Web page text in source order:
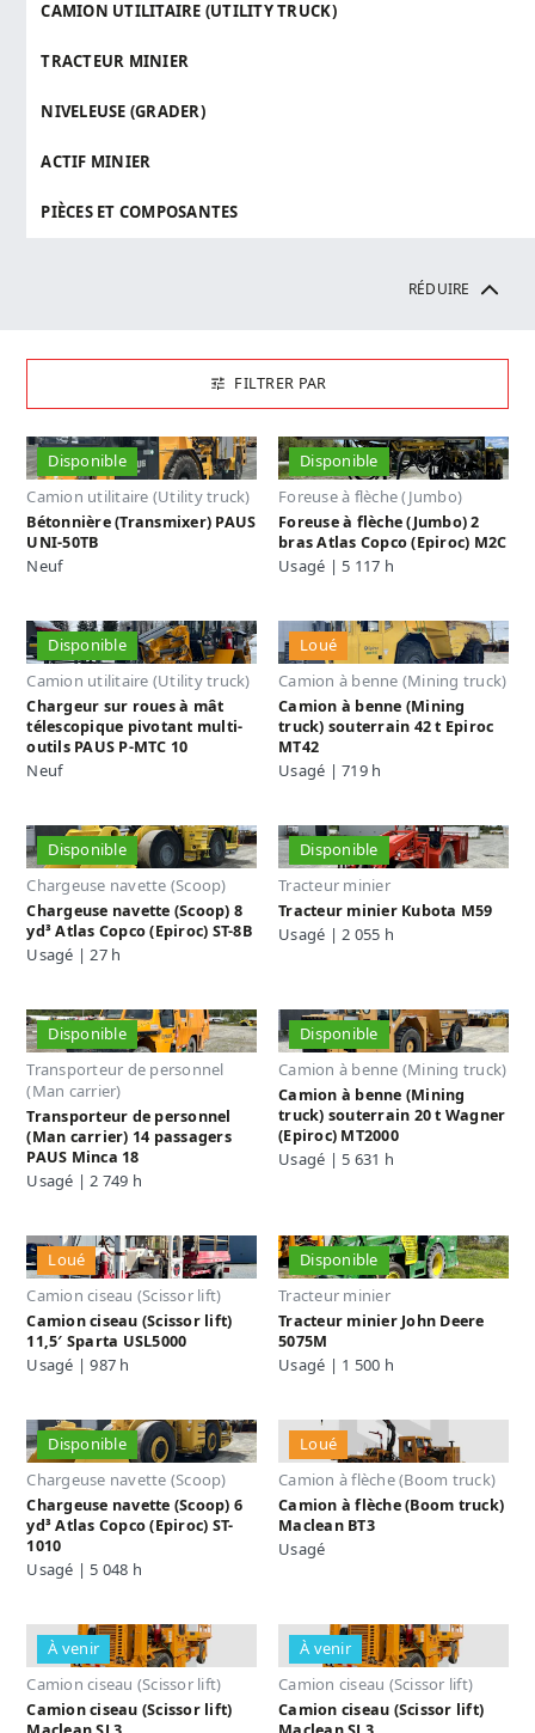
RÉDUIRE
CAMION UTILITAIRE (UTILITY TRUCK)
TRACTEUR MINIER
NIVELEUSE (GRADER)
ACTIF MINIER
PIÈCES ET COMPOSANTES
FILTRER PAR
Disponible
Camion utilitaire (Utility truck)
Bétonnière (Transmixer) PAUS
UNI-50TB
Neuf
Disponible
Foreuse à flèche (Jumbo)
Foreuse à flèche (Jumbo) 2
bras Atlas Copco (Epiroc) M2C
Usagé | 5 117 h
Disponible
Camion utilitaire (Utility truck)
Chargeur sur roues à mât
télescopique pivotant multi-
outils PAUS P-MTC 10
Neuf
Loué
Camion à benne (Mining truck)
Camion à benne (Mining
truck) souterrain 42 t Epiroc
MT42
Usagé | 719 h
Disponible
Chargeuse navette (Scoop)
Chargeuse navette (Scoop) 8
yd³ Atlas Copco (Epiroc) ST-8B
Usagé | 27 h
Disponible
Tracteur minier
Tracteur minier Kubota M59
Usagé | 2 055 h
Disponible
Transporteur de personnel
(Man carrier)
Transporteur de personnel
(Man carrier) 14 passagers
PAUS Minca 18
Usagé | 2 749 h
Disponible
Camion à benne (Mining truck)
Camion à benne (Mining
truck) souterrain 20 t Wagner
(Epiroc) MT2000
Usagé | 5 631 h
Loué
Camion ciseau (Scissor lift)
Camion ciseau (Scissor lift)
11,5′ Sparta USL5000
Usagé | 987 h
Disponible
Tracteur minier
Tracteur minier John Deere
5075M
Usagé | 1 500 h
Disponible
Chargeuse navette (Scoop)
Chargeuse navette (Scoop) 6
yd³ Atlas Copco (Epiroc) ST-
1010
Usagé | 5 048 h
Loué
Camion à flèche (Boom truck)
Camion à flèche (Boom truck)
Maclean BT3
Usagé
À venir
Camion ciseau (Scissor lift)
Camion ciseau (Scissor lift)
À venir
Camion ciseau (Scissor lift)
Camion ciseau (Scissor lift)